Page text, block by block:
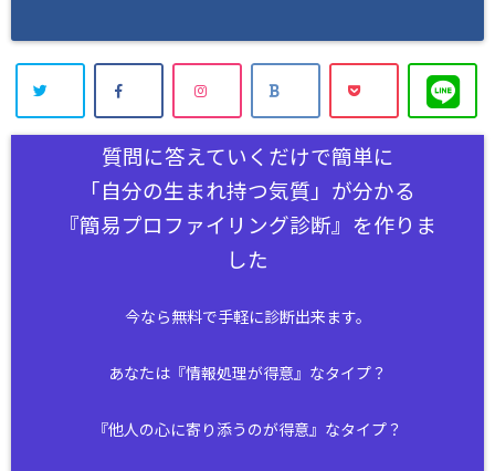
質問に答えていくだけで簡単に
「自分の生まれ持つ気質」が分かる
『簡易プロファイリング診断』を作りま
した
今なら無料で手軽に診断出来ます。
あなたは『情報処理が得意』なタイプ？
『他人の心に寄り添うのが得意』なタイプ？